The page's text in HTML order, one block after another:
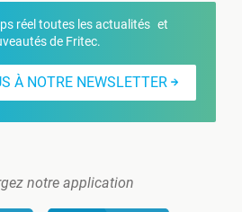
réel toutes les actualités et
de Fritec.
À NOTRE NEWSLETTER
notre application